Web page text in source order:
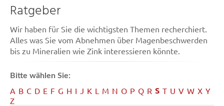
Ratgeber
Wir haben für Sie die wichtigsten Themen recherchiert.
Alles was Sie vom Abnehmen über Magenbeschwerden
bis zu Mineralien wie Zink interessieren könnte.
Bitte wählen Sie:
A B C D E F G H I J K L M N O P Q R S T U V W X Y
Z